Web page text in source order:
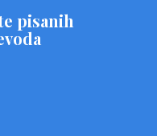
pisanih